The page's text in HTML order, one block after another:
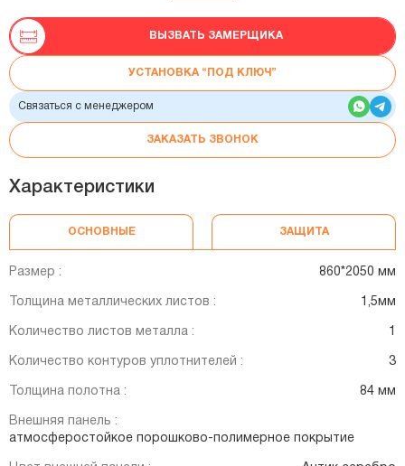
ВЫЗВАТЬ ЗАМЕРЩИКА
УСТАНОВКА “ПОД КЛЮЧ”
Связаться с менеджером
ЗАКАЗАТЬ ЗВОНОК
Характеристики
ОСНОВНЫЕ ЗАЩИТА
Размер : 860*2050 мм
Толщина металлических листов : 1,5мм
Количество листов металла : 1
Количество контуров уплотнителей : 3
Толщина полотна : 84 мм
Внешняя панель :
атмосферостойкое порошково-полимерное покрытие